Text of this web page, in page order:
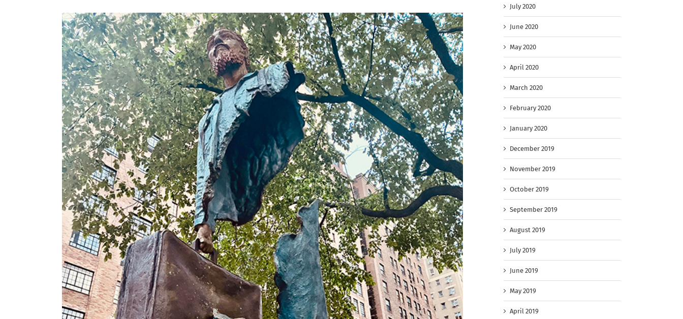
July 2020
June 2020
May 2020
April 2020
March 2020
February 2020
January 2020
December 2019
November 2019
October 2019
September 2019
August 2019
July 2019
June 2019
May 2019
April 2019